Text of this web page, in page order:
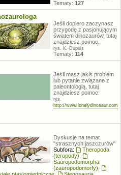
Tematy: 127
Jeśli dopiero zaczynasz
przygodę z pasjonującym
światem dinozaurów, tutaj
znajdziesz pomoc.
rys. K. Dupuis
Tematy: 114
Jeśli masz jakiś problem
lub pytanie związane z
paleontologią, tutaj
znajdziesz pomoc.
rys.
http://www.lonelydinosaur.com
Dyskusje na temat
"strasznych jaszczurów"
Subfora:
Theropoda
(teropody)
Sauropodomorpha
(zauropodomorfy)